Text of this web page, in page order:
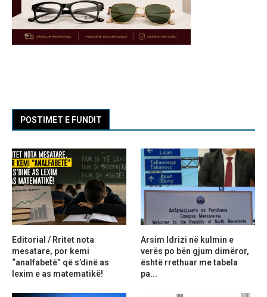
POSTIMET E FUNDIT
Editorial / Rritet nota
mesatare, por kemi
“analfabetë” që s’dinë as
lexim e as matematikë!
Arsim Idrizi në kulmin e
verës po bën gjum dimëror,
është rrethuar me tabela
pa...